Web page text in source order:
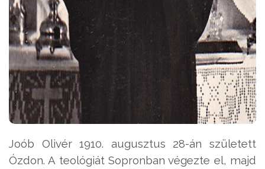
Joób Olivér 1910. augusztus 28-án született
Ózdon. A teológiát Sopronban végezte el, majd